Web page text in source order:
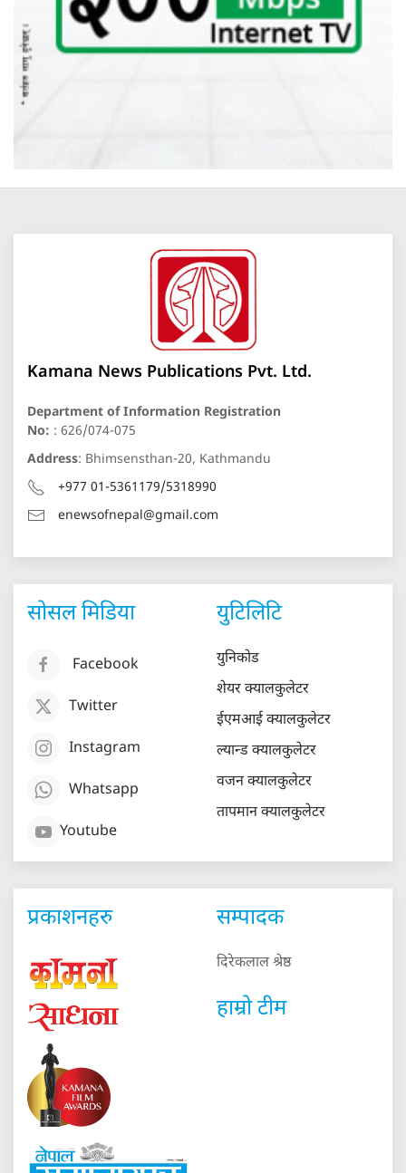
Kamana News Publications Pvt. Ltd.
Department of Information Registration
No: : 626/074-075
Address: Bhimsensthan-20, Kathmandu
+977 01-5361179/5318990
enewsofnepal@gmail.com
सोसल मिडिया
Facebook
Twitter
Instagram
Whatsapp
Youtube
युटिलिटि
युनिकोड
शेयर क्यालकुलेटर
ईएमआई क्यालकुलेटर
ल्यान्ड क्यालकुलेटर
वजन क्यालकुलेटर
तापमान क्यालकुलेटर
प्रकाशनहरु सम्पादक
दिरेकलाल श्रेष्ठ
हाम्रो टीम